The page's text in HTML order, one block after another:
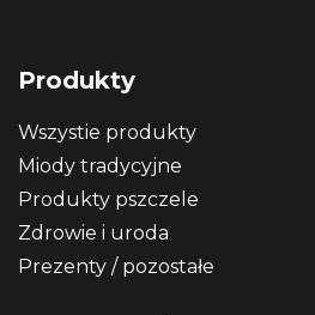
Produkty
Wszystie produkty
Miody tradycyjne
Produkty pszczele
Zdrowie i uroda
Prezenty / pozostałe